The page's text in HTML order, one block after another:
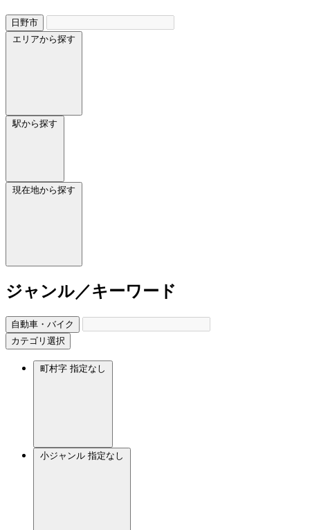
日野市
エリアから探す
駅から探す
現在地から探す
ジャンル／キーワード
自動車・バイク
カテゴリ選択
町村字 指定なし
小ジャンル 指定なし